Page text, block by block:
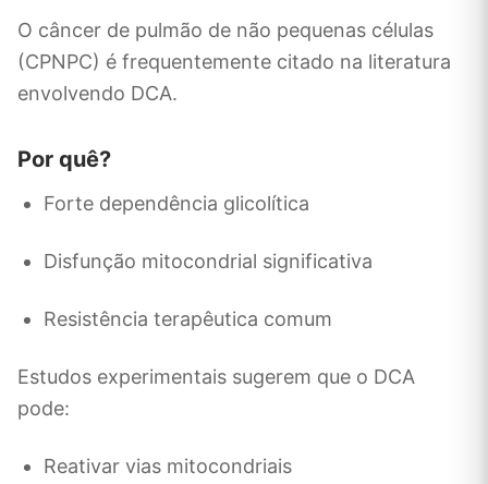
O câncer de pulmão de não pequenas células
(CPNPC) é frequentemente citado na literatura
envolvendo DCA.
Por quê?
Forte dependência glicolítica
Disfunção mitocondrial significativa
Resistência terapêutica comum
Estudos experimentais sugerem que o DCA
pode:
Reativar vias mitocondriais